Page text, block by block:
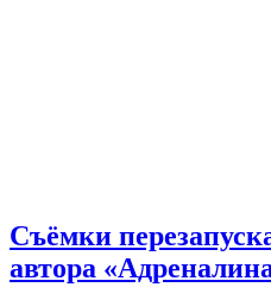
Съёмки
автора